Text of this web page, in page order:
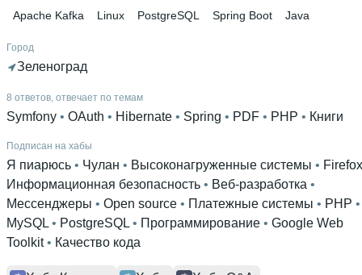
Apache Kafka Linux PostgreSQL Spring Boot Java
Город
Зеленоград
8 ответов, отвечает по темам
Symfony • OAuth • Hibernate • Spring • PDF • PHP • Книги
Подписан на хабы
Я пиарюсь • Чулан • Высоконагруженные системы • Firefox
Информационная безопасность • Веб-разработка
Мессенджеры • Open source • Платежные системы • PHP
MySQL • PostgreSQL • Программирование • Google Web
Toolkit • Качество кода